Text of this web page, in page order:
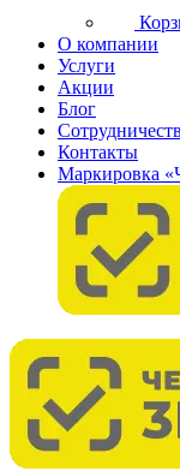
О компании
Услуги
Акции
Блог
Контакты
Маркировка